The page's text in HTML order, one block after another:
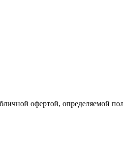
офертой, определяемой